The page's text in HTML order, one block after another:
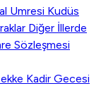
Umresi Kudüs
Diğer İllerde
Sözleşmesi
Kadir Gecesi